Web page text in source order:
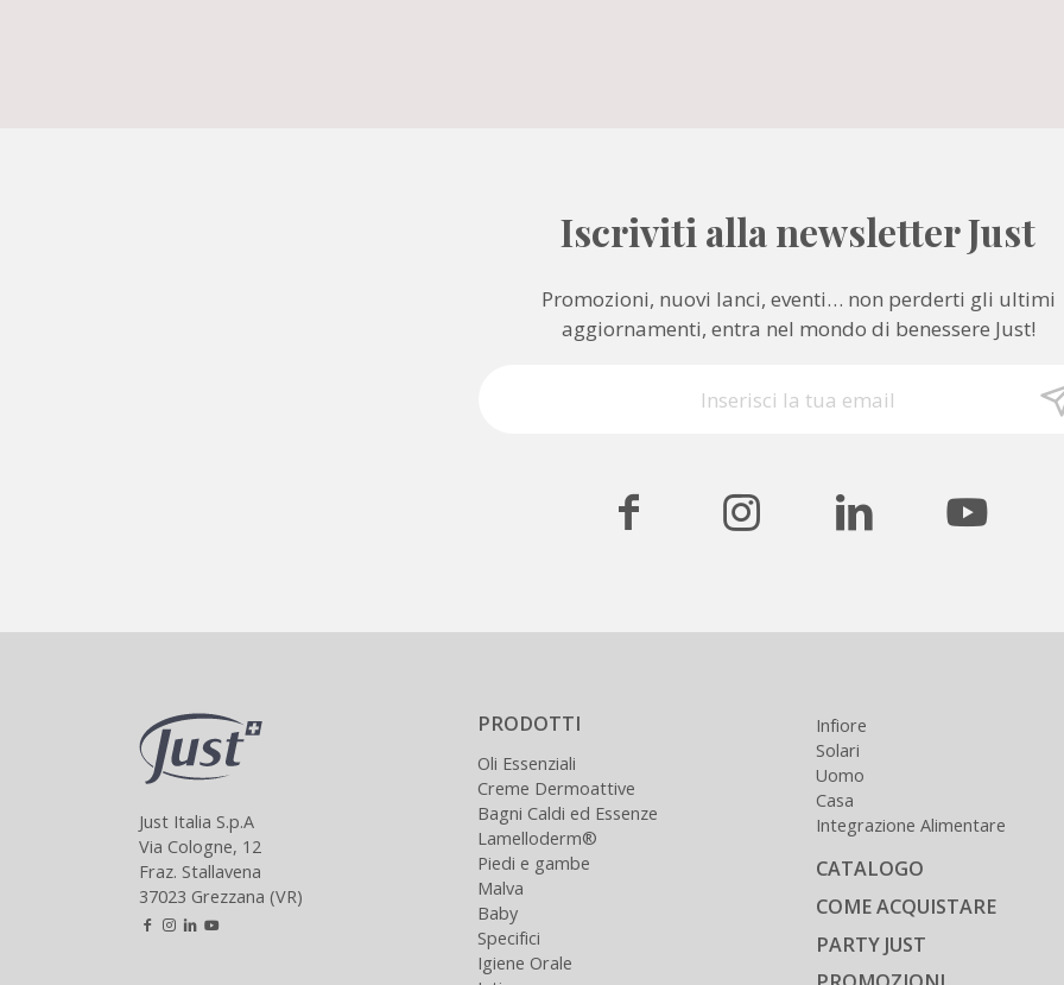
Iscriviti alla newsletter Just
Promozioni, nuovi lanci, eventi… non perderti gli ultimi
aggiornamenti, entra nel mondo di benessere Just!
Just Italia S.p.A
Via Cologne, 12
Fraz. Stallavena
37023 Grezzana (VR)
PRODOTTI
Oli Essenziali
Creme Dermoattive
Bagni Caldi ed Essenze
Lamelloderm®
Piedi e gambe
Malva
Baby
Specifici
Igiene Orale
Infiore
Solari
Uomo
Casa
Integrazione Alimentare
CATALOGO
COME ACQUISTARE
PARTY JUST